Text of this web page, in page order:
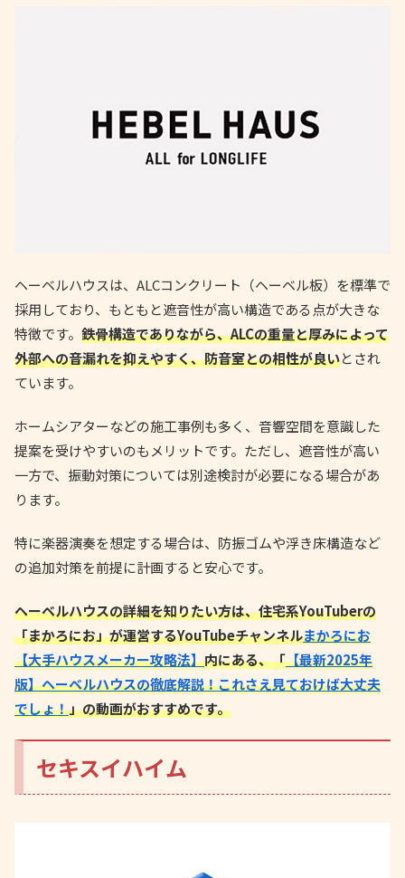
ヘーベルハウスは、ALCコンクリート（ヘーベル板）を標準で
採用しており、もともと遮音性が高い構造である点が大きな
特徴です。 鉄骨構造でありながら、ALCの重量と厚みによって
外部への音漏れを抑えやすく、防音室との相性が良いとされ
ています。
ホームシアターなどの施工事例も多く、音響空間を意識した
提案を受けやすいのもメリットです。ただし、遮音性が高い
一方で、振動対策については別途検討が必要になる場合があ
ります。
特に楽器演奏を想定する場合は、防振ゴムや浮き床構造など
の追加対策を前提に計画すると安心です。
ヘーベルハウスの詳細を知りたい方は、住宅系YouTuberの
「まかろにお」が運営するYouTubeチャンネルまかろにお
【大手ハウスメーカー攻略法】内にある、「【最新2025年
版】ヘーベルハウスの徹底解説！これさえ見ておけば大丈夫
でしょ！」の動画がおすすめです。
セキスイハイム